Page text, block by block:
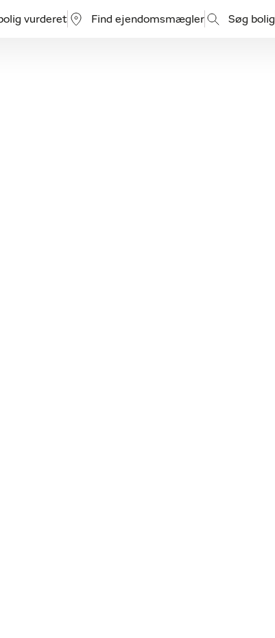
vurderet Find ejendomsmægler Søg bolig